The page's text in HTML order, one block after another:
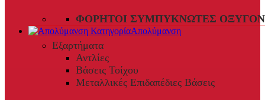
ΦΟΡΗΤΟΊ ΣΥΜΠΥΚΝΩΤΈΣ
Απολύμανση
Εξαρτήματα
Αντλίες
Βάσεις Τοίχου
Μεταλλικές Επιδαπέδιες Βάσεις